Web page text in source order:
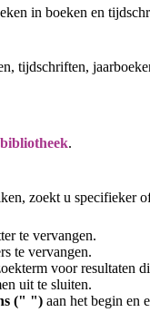
in boeken en
tijdschriften,
.
zoekt u specifieker
te vervangen.
te vervangen.
voor resultaten
uit te sluiten.
(" ") aan het begin en